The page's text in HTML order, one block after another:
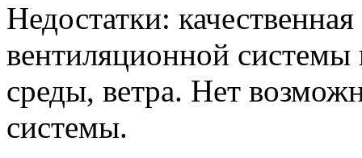
Недостатки:
вентиляционной
среды, ветра. Нет
системы.